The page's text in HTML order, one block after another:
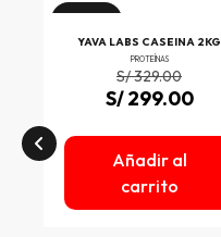
YAVA LABS CASEINA 2KG
PROTEÍNAS
S/329.00
S/299.00
Añadir al
carrito